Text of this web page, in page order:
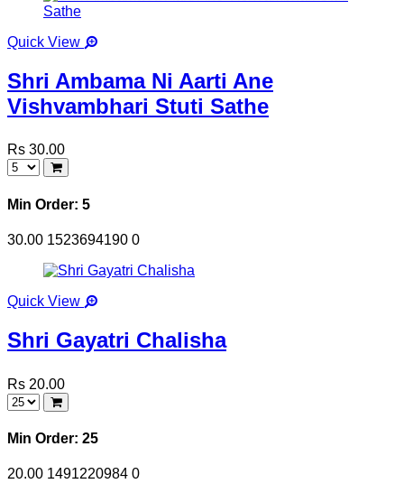
Quick View
Shri Ambama Ni Aarti Ane
Vishvambhari Stuti Sathe
Rs 30.00
Min Order: 5
30.00 1523694190 0
Quick View
Shri Gayatri Chalisha
Rs 20.00
Min Order: 25
20.00 1491220984 0